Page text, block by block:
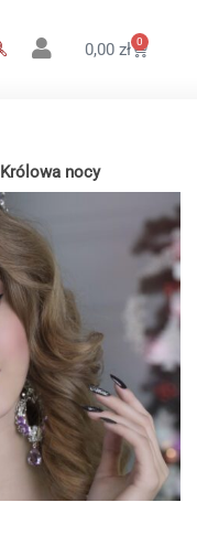
0,00zł 0
Królowa nocy